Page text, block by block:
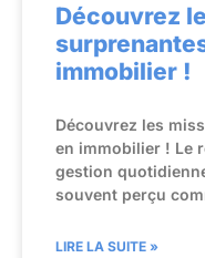
Découvrez
immobilier !
Découvrez les
en immobilier ! Le
gestion
souvent perçu
LIRE LA SUITE »